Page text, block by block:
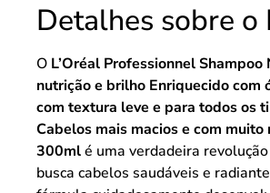
Detalhes sobre o
O L’Oréal Professionnel
nutrição e brilho Enriquecido com
com textura leve e para todos os
Cabelos mais macios e com
300mlé uma verdadeira
busca cabelos saudáveis e